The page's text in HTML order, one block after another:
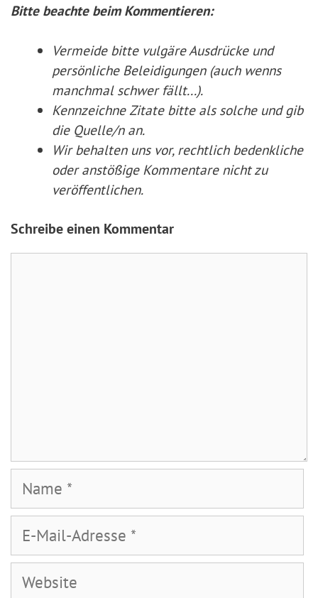
Bitte beachte beim Kommentieren:
Vermeide bitte vulgäre Ausdrücke und
persönliche Beleidigungen (auch wenns
manchmal schwer fällt...).
Kennzeichne Zitate bitte als solche und gib
die Quelle/n an.
Wir behalten uns vor, rechtlich bedenkliche
oder anstößige Kommentare nicht zu
veröffentlichen.
Schreibe einen Kommentar
Mail-
Adresse